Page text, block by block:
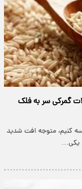
گمرکی سر به فلک
کنیم، متوجه افت شدید